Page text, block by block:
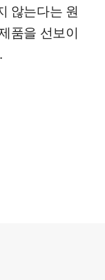
않는다는 원
품을 선보이